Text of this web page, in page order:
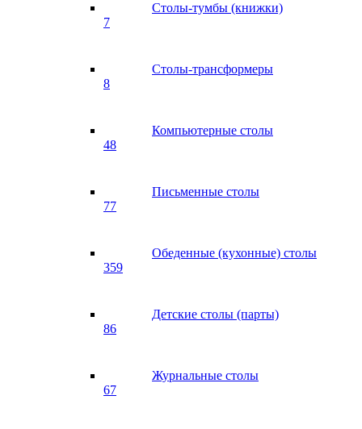
Столы-тумбы (книжки)
7
Столы-трансформеры
8
Компьютерные столы
48
Письменные столы
77
Обеденные (кухонные) столы
359
Детские столы (парты)
86
Журнальные столы
67